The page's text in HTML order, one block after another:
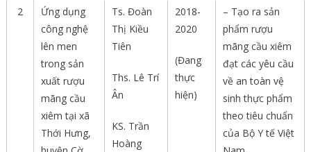
2
Ứng dụng
công nghệ
lên men
trong sản
xuất rượu
mãng cầu
xiêm tại xã
Thới Hưng,
Ts. Đoàn
Thị Kiều
Tiên
Ths. Lê Trí
Ân
KS. Trần
Hoàng
2018-
2020
(Đang
thực
hiện)
– Tạo ra sản
phẩm rượu
mãng cầu xiêm
đạt các yêu cầu
về an toàn vệ
sinh thực phẩm
theo tiêu chuẩn
của Bộ Y tế Việt